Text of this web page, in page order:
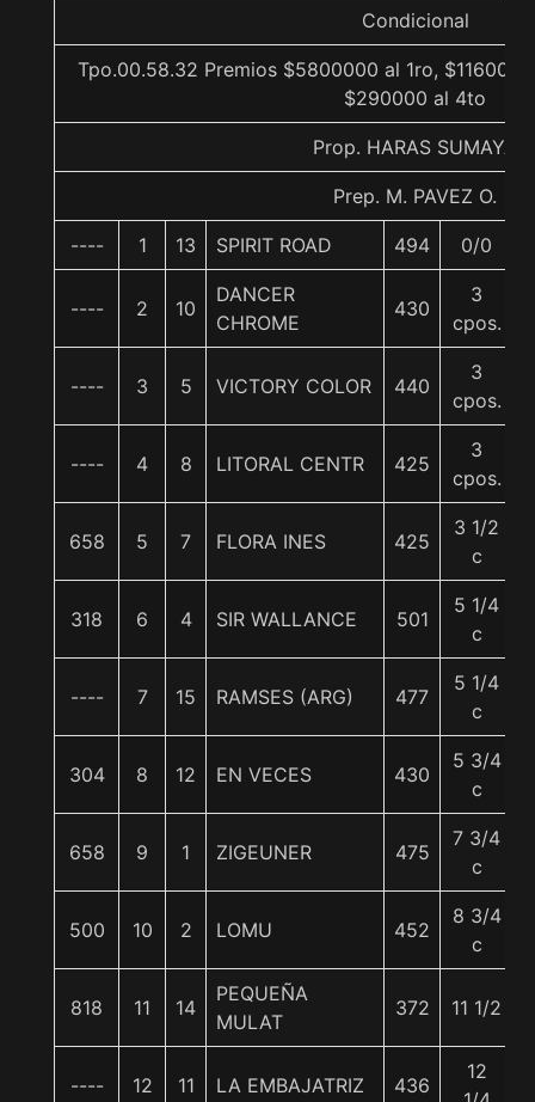
Condicional
Tpo.00.58.32 Premios $5800000 al 1ro,
$290000 al 4to
Prop. HARAS SUMAYA
Prep. M. PAVEZ O.
---- 1 13 SPIRIT ROAD 494 0/0
---- 2 10
DANCER
CHROME
430
3
cpos.
---- 3 5 VICTORY COLOR 440
3
cpos.
---- 4 8 LITORAL CENTR 425
3
cpos.
658 5 7 FLORA INES 425
3 1/2
c
318 6 4 SIR WALLANCE 501
5 1/4
c
---- 7 15 RAMSES (ARG) 477
5 1/4
c
304 8 12 EN VECES 430
5 3/4
c
658 9 1 ZIGEUNER 475
7 3/4
c
500 10 2 LOMU 452
8 3/4
c
818 11 14
PEQUEÑA
MULAT
372 11 1/2
---- 12 11 LA EMBAJATRIZ 436
12